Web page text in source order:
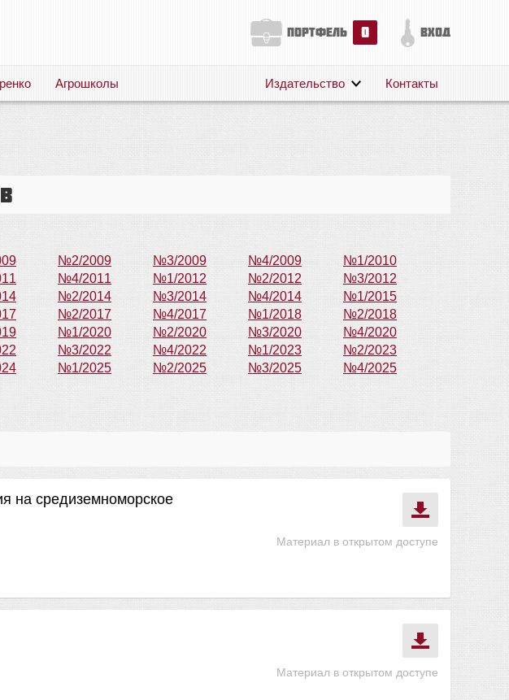
портфель 0 вход
Агрошколы Издательство Контакты
№2/2009 №3/2009 №4/2009
№1/2010
№4/2011 №1/2012 №2/2012
№3/2012
№2/2014 №3/2014 №4/2014
№1/2015
№2/2017 №4/2017 №1/2018
№2/2018
№1/2020 №2/2020 №3/2020
№4/2020
№3/2022 №4/2022 №1/2023
№2/2023
№1/2025 №2/2025 №3/2025
№4/2025
Материал в открытом доступе
на средиземноморское
Материал в открытом доступе